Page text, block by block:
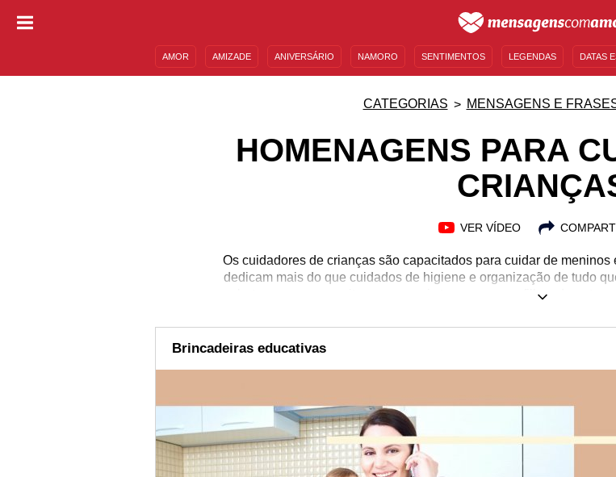
AMOR AMIZADE ANIVERSÁRIO NAMORO SENTIMENTOS LEGENDAS DATAS
CATEGORIAS MENSAGENS E
HOMENAGENS PARA
VER VÍDEO
Os cuidadores de crianças são capacitados para cuidar de
dedicam mais do que cuidados de higiene e organização de tudo
alertas e passam muitas vezes mais tempo com os filhos de
famosas babás, mas cada vez mais vem sendo ocupada por
cuida da(s) criança(s) ou do(a)s adolescente(s) que ama, encontre
Brincadeiras educativas